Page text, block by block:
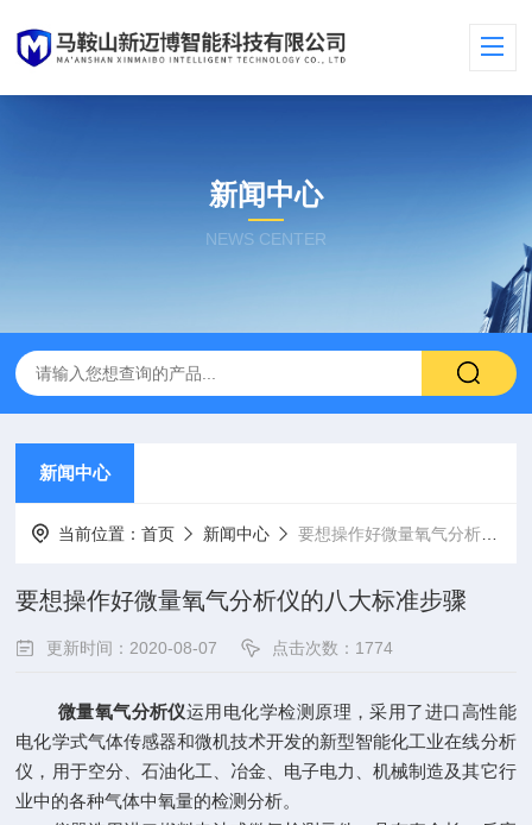
新闻中心
NEWS CENTER
新闻中心
当前位置：首页 新闻中心 要想操作好微量氧气分析仪的八大标准步骤
要想操作好微量氧气分析仪的八大标准步骤
更新时间：2020-08-07 点击次数：1774
微量氧气分析仪运用电化学检测原理，采用了进口高性能
电化学式气体传感器和微机技术开发的新型智能化工业在线分析
仪，用于空分、石油化工、冶金、电子电力、机械制造及其它行
业中的各种气体中氧量的检测分析。